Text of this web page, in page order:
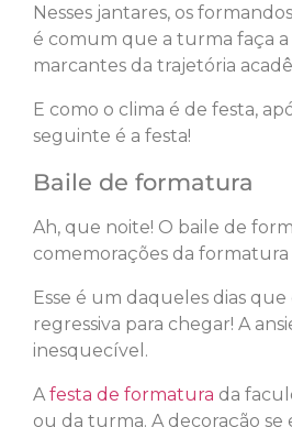
Nesses jantares, os
é comum que a turma faça
marcantes da trajetória
E como o clima é de festa,
seguinte é a festa!
Baile de formatura
Ah, que noite! O baile de
comemorações da
Esse é um daqueles dias
regressiva para chegar! A
inesquecível.
Afesta de formatura da
ou da turma. A decoração se